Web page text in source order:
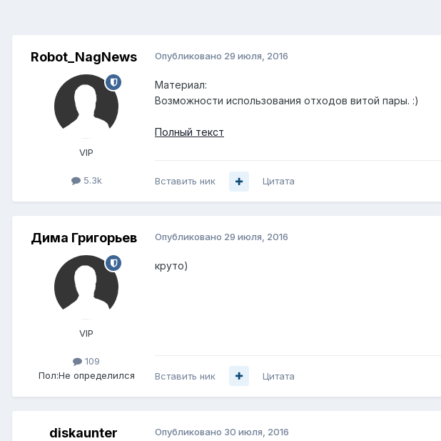
Robot_NagNews
VIP
5.3k
Опубликовано 29 июля, 2016
Материал:
Возможности использования отходов витой пары. :)
Полный текст
Вставить ник Цитата
Дима Григорьев
VIP
109
Пол:Не определился
Опубликовано 29 июля, 2016
круто)
Вставить ник Цитата
diskaunter Опубликовано 30 июля, 2016